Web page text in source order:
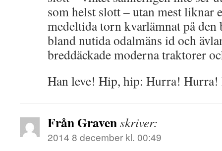
som helst slott – utan mest liknar
medeltida torn kvarlämnat på den
bland nutida odalmäns id och
breddäckade moderna traktorer
Han leve! Hip, hip: Hurra!
Från Gravenskriver:
2014 8 december kl. 00:49